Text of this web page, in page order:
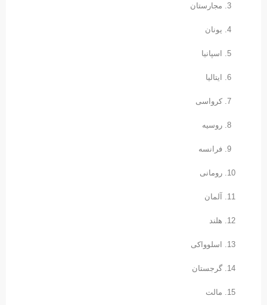
مجارستان
یونان
اسپانیا
ایتالیا
کرواسی
روسیه
فرانسه
رومانی
آلمان
هلند
اسلوواکی
گرجستان
مالت